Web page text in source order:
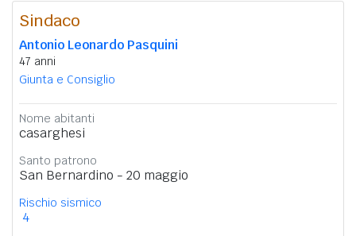
Sindaco
Antonio Leonardo Pasquini
47 anni
Giunta e Consiglio
Nome abitanti
casarghesi
Santo patrono
San Bernardino - 20 maggio
Rischio sismico
4